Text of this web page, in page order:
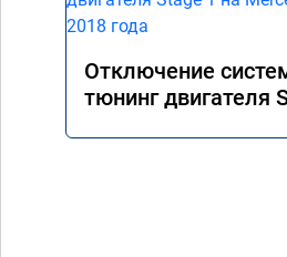
Отключение
тюнинг двигателя